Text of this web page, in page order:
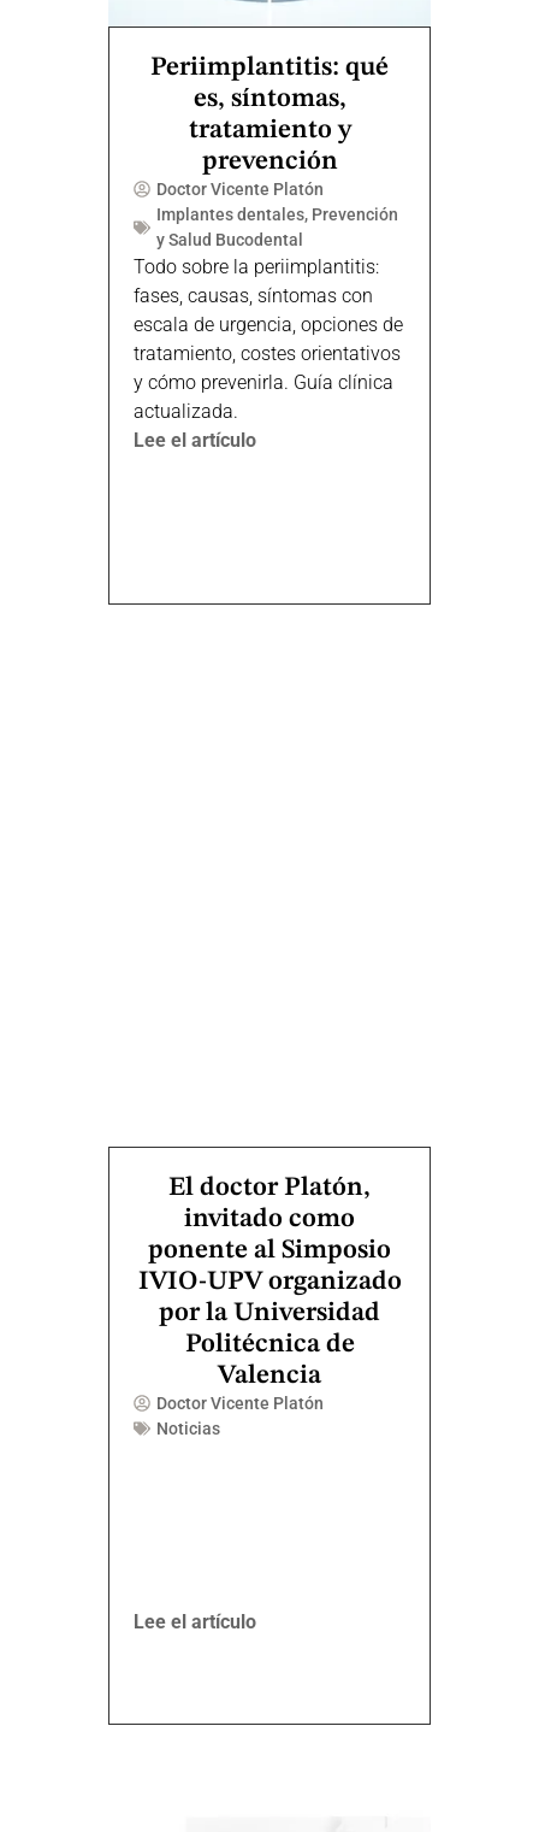
Periimplantitis: qué
es, síntomas,
tratamiento y
prevención
Doctor Vicente Platón
Implantes dentales, Prevención
y Salud Bucodental
Todo sobre la periimplantitis:
fases, causas, síntomas con
escala de urgencia, opciones de
tratamiento, costes orientativos
y cómo prevenirla. Guía clínica
actualizada.
Lee el artículo
El doctor Platón,
invitado como
ponente al Simposio
IVIO-UPV organizado
por la Universidad
Politécnica de
Valencia
Doctor Vicente Platón
Noticias
Lee el artículo